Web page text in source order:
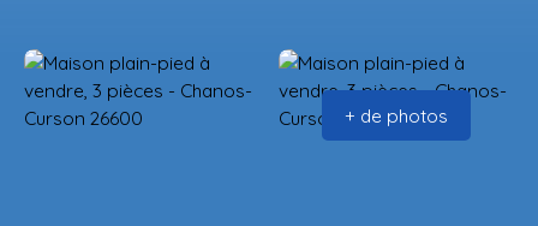
+ de photos